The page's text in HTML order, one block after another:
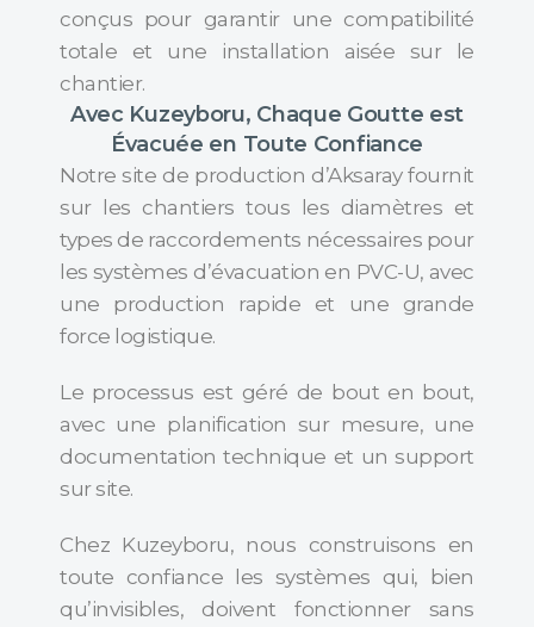
conçus pour garantir une compatibilité
totale et une installation aisée sur le
chantier.
Avec Kuzeyboru, Chaque Goutte est
Évacuée en Toute Confiance
Notre site de production d’Aksaray fournit
sur les chantiers tous les diamètres et
types de raccordements nécessaires pour
les systèmes d’évacuation en PVC-U, avec
une production rapide et une grande
force logistique.
Le processus est géré de bout en bout,
avec une planification sur mesure, une
documentation technique et un support
sur site.
Chez Kuzeyboru, nous construisons en
toute confiance les systèmes qui, bien
qu’invisibles, doivent fonctionner sans